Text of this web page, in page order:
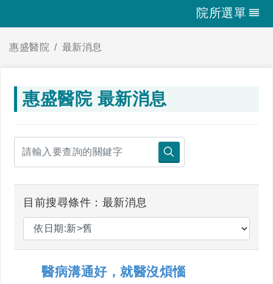
院所選單
惠盛醫院 最新消息
惠盛醫院 最新消息
目前搜尋條件：最新消息
醫病溝通好，就醫沒煩惱